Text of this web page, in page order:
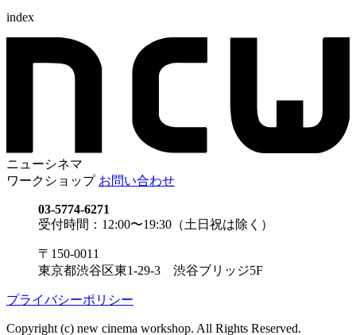
index
ニューシネマ
ワークショップ お問い合わせ
03-5774-6271
受付時間：12:00〜19:30（土日祝は除く）
〒150-0011
東京都渋谷区東1-29-3 渋谷ブリッジ5F
プライバシーポリシー
Copyright (c) new cinema workshop. All Rights Reserved.